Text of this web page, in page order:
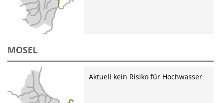
MOSEL
Aktuell kein Risiko für Hochwasser.